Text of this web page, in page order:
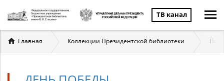
ТВ канал
Вы
здесь
Главная Коллекции Президентской библиотеки